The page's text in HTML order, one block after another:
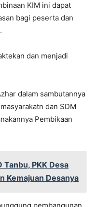
KIM ini dapat
bagi peserta dan
dan menjadi
dalam sambutannya
dan SDM
Pembikaan
Tanbu, PKK Desa
Kemajuan Desanya